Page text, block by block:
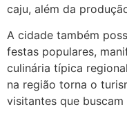
caju, além da
A cidade também
festas populares,
culinária típica
na região torna o
visitantes que
22/